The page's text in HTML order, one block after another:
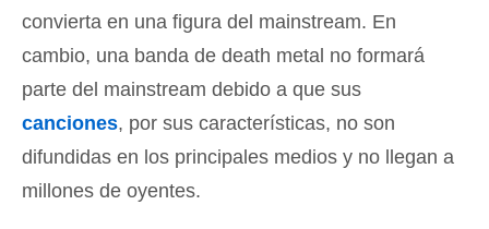
convierta en una figura del mainstream. En
cambio, una banda de death metal no formará
parte del mainstream debido a que sus
canciones, por sus características, no son
difundidas en los principales medios y no llegan a
millones de oyentes.